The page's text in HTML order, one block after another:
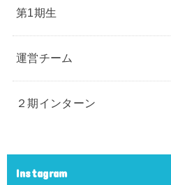
第1期生
運営チーム
２期インターン
Instagram